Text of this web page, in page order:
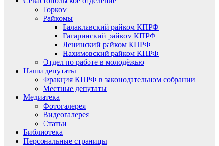
Горком
Райкомы
Балаклавский райком КПРФ
Гагаринский райком КПРФ
Ленинский райком КПРФ
Нахимовский райком КПРФ
Отдел по работе в молодёжью
Наши депутаты
Фракция КПРФ в законодательном собрании
Местные депутаты
Медиатека
Фотогалерея
Видеогалерея
Статьи
Библиотека
Персональные страницы